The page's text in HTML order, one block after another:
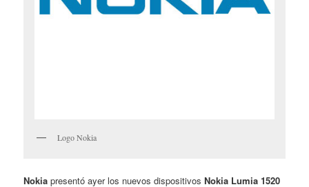
Logo Nokia
Nokia presentó ayer los nuevos dispositivosNokia Lumia 1520